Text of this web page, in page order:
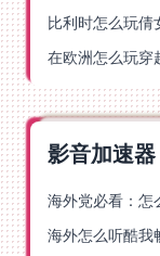
影音加速器